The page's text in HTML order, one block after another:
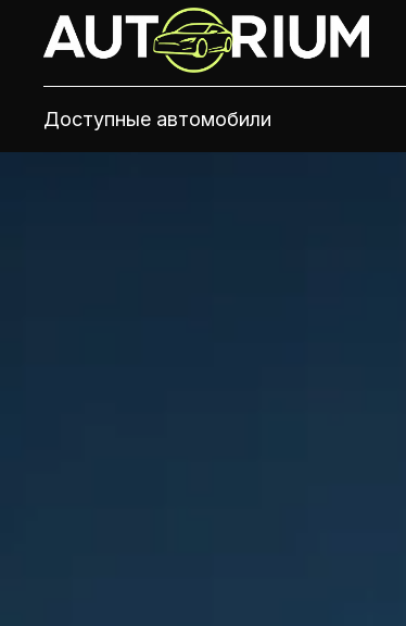
Доступные автомобили